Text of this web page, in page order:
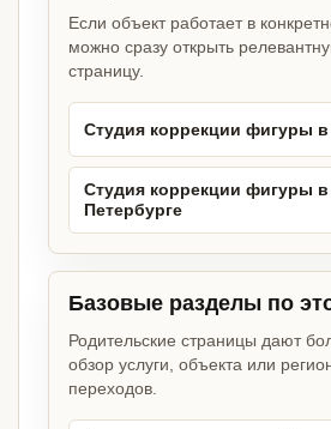
Если объект работает в
можно сразу открыть
страницу.
Студия коррекции фигуры
Студия коррекции фигуры в
Петербурге
Базовые разделы по
Родительские страницы дают
обзор услуги, объекта или
переходов.